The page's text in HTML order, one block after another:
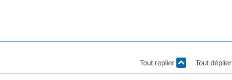
Tout replier Tout déplier